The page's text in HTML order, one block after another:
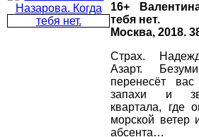
16+
тебя нет.
Москва, 2018.
Страх.
Азарт.
перенесёт
запахи и
квартала, где
морской ветер
абсента…